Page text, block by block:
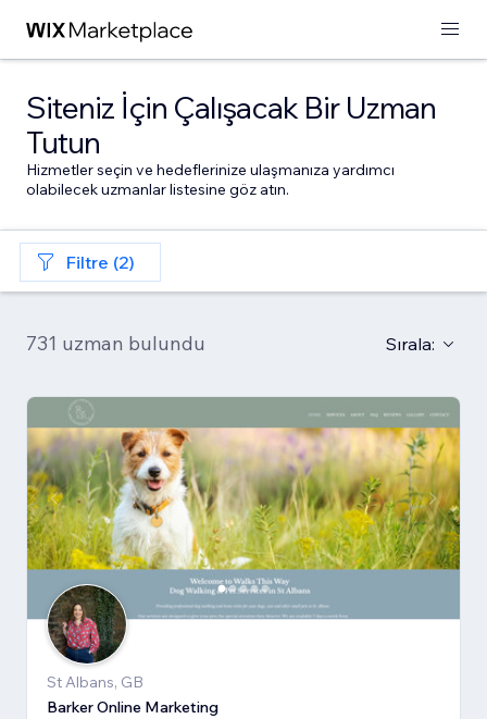
Siteniz İçin Çalışacak Bir Uzman
Tutun
Hizmetler seçin ve hedeflerinize ulaşmanıza yardımcı
olabilecek uzmanlar listesine göz atın.
Filtre (2)
731 uzman bulundu Sırala:
St Albans, GB
Barker Online Marketing